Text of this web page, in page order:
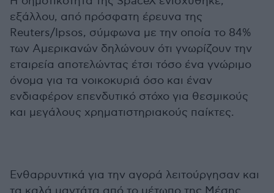
εξάλλου, από πρόσφατη έρευνα της
Reuters/Ipsos, σύμφωνα με την οποία το 84%
των Αμερικανών δηλώνουν ότι γνωρίζουν την
εταιρεία αποτελώντας έτσι τόσο ένα γνώριμο
όνομα για τα νοικοκυριά όσο και έναν
ενδιαφέρον επενδυτικό στόχο για θεσμικούς
και μεγάλους χρηματιστηριακούς παίκτες.
Ενθαρρυντικά για την αγορά λειτούργησαν και